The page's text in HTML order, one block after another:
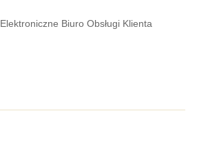
Elektroniczne Biuro Obsługi Klienta